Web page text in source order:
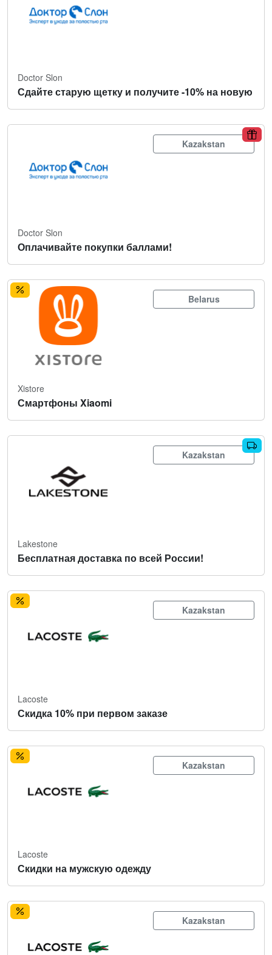
Doctor Slon
Сдайте старую щетку и получите -10% на новую
Kazakstan
Doctor Slon
Оплачивайте покупки баллами!
Belarus
Xistore
Смартфоны Xiaomi
Kazakstan
Lakestone
Бесплатная доставка по всей России!
Kazakstan
Lacoste
Скидка 10% при первом заказе
Kazakstan
Lacoste
Скидки на мужскую одежду
Kazakstan